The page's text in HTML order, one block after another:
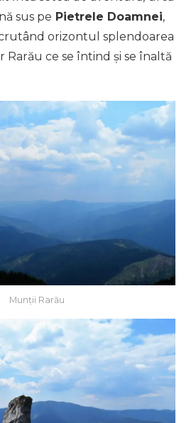
sus pe Pietrele Doamnei,
orizontul splendoarea
Rarău ce se întind și se înaltă
Munții Rarău